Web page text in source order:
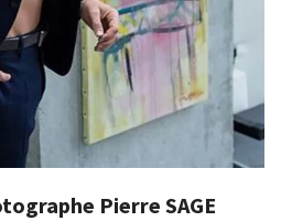
Pierre SAGE